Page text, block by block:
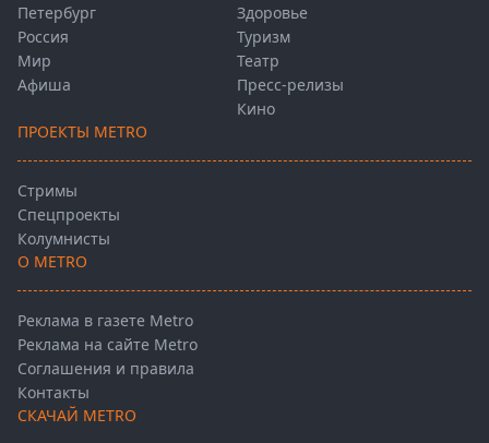
Петербург
Россия
Мир
Афиша
Здоровье
Туризм
Театр
Пресс-релизы
Кино
ПРОЕКТЫ METRO
Стримы
Спецпроекты
Колумнисты
О METRO
Реклама в газете Metro
Реклама на сайте Metro
Соглашения и правила
Контакты
СКАЧАЙ METRO